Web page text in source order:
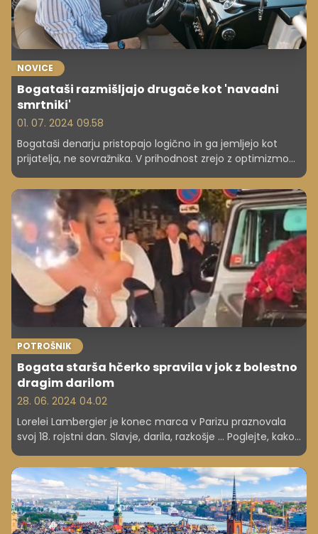
NOVICE
Bogataši razmišljajo drugače kot 'navadni
smrtniki'
01. 07. 2024 09.58
Bogataši denarju pristopajo logično in ga jemljejo kot
prijatelja, ne sovražnika. V prihodnost zrejo z optimizmom
POTROŠNIK
Bogata starša hčerko spravila v jok z bolestno
dragim darilom
28. 06. 2024 04.02
Lorelei Lambergier je konec marca v Parizu praznovala
svoj 18. rojstni dan. Slavje, darila, razkošje ... Poglejte, kako